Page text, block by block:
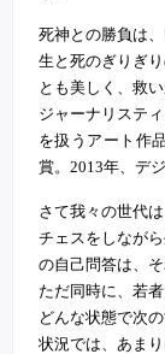
死神との勝負は
生と死のぎりぎ
とも美しく、救い
ジャーナリステ
を扱うアート作
賞。2013年、デ
さて我々の世代
チェスをしなが
の自己問答は、そ
ただ同時に、若
どんな状態で次
状況では、あまり